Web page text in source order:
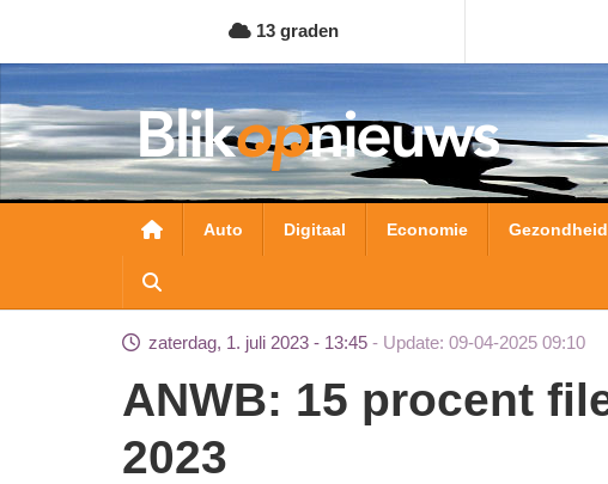
naar
de
inhoud
gaan
13 graden
Hoofdnavigatie
Auto Digitaal Economie Gezondheid
zaterdag, 1. juli 2023 - 13:45 Update: 09-04-2025 09:10
ANWB: 15 procent filegroei in eerste halfjaar
2023